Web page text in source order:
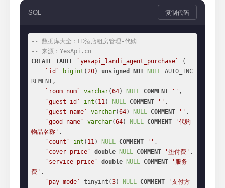
SQL 复制代码
-- 数据库大全：LD酒店租房管理-代购
-- 来源：YesApi.cn
CREATE TABLE `yesapi_landi_agent_purchase`
(
`id`
bigint (20) unsigned NOT NULL AUTO_INC
REMENT,
`room_num`
varchar(64) NULL COMMENT '' ,
`guest_id`
int ( 11) NULL COMMENT '' ,
`guest_name`
varchar(64) NULL COMMENT '' ,
`good_name`
varchar(64) NULL COMMENT
'代购
物品名称' ,
`count`
int ( 11) NULL COMMENT '' ,
`cover_price`
double NULL COMMENT '垫付费' ,
`service_price`
double NULL COMMENT
'服务
费' ,
`pay_mode`
tinyint(3) NULL COMMENT
'支付方